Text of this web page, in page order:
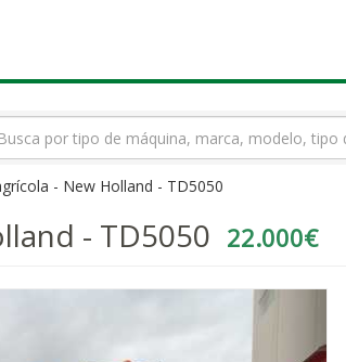
- New Holland - TD5050
- TD5050 22.000€